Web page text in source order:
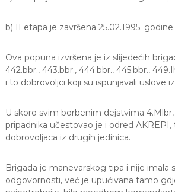
b) II etapa je završena 25.02.1995. godine.
Ova popuna izvršena je iz slijedećih
442.bbr., 443.bbr., 444.bbr., 445.bbr.,
i to dobrovoljci koji su ispunjavali uslove
U skoro svim borbenim dejstvima
pripadnika učestovao je i odred AKREPI,
dobrovoljaca iz drugih jedinica.
Brigada je manevarskog tipa i nije imala
odgovornosti, već je upućivana tamo